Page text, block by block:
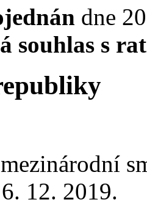
dne
souhlas s
12. 2019.